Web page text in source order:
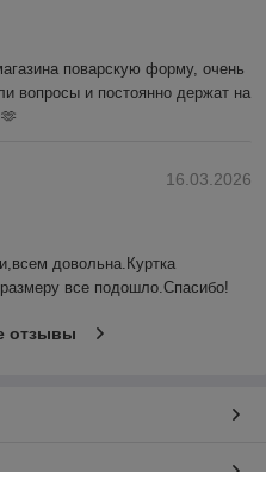
поварскую форму, очень
вопросы и постоянно держат на
16.03.2026
довольна.Куртка
все подошло.Спасибо!
отзывы